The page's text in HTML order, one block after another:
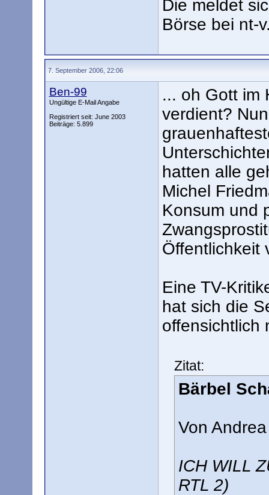
Die meldet
Börse bei nt-
7. September 2006, 22:06
Ben-99
Ungültige E-Mail Angabe
Registriert seit: June 2003
Beiträge: 5.899
... oh Gott im
verdient?
hatten alle
Michel
Konsum und
Öffentlichkeit
Eine TV-
hat sich die
offensichtlich
Zitat:
Bärbel
Von
ICH WILL
RTL 2)